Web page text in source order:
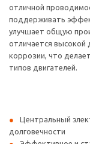
отличной
поддерживать
улучшает общую
отличается высокой
коррозии, что
типов двигателей.
Центральный
долговечности